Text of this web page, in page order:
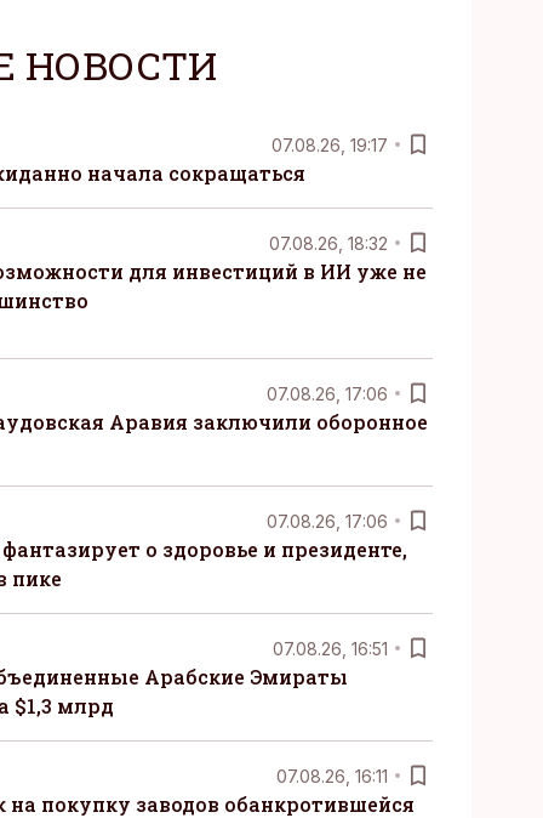
НОВОСТИ
07.08.26, 19:17
начала сокращаться
07.08.26, 18:32
для инвестиций в ИИ уже не
07.08.26, 17:06
Аравия заключили оборонное
07.08.26, 17:06
о здоровье и президенте,
пике
07.08.26, 16:51
Арабские Эмираты
$1,3 млрд
07.08.26, 16:11
на покупку заводов обанкротившейся